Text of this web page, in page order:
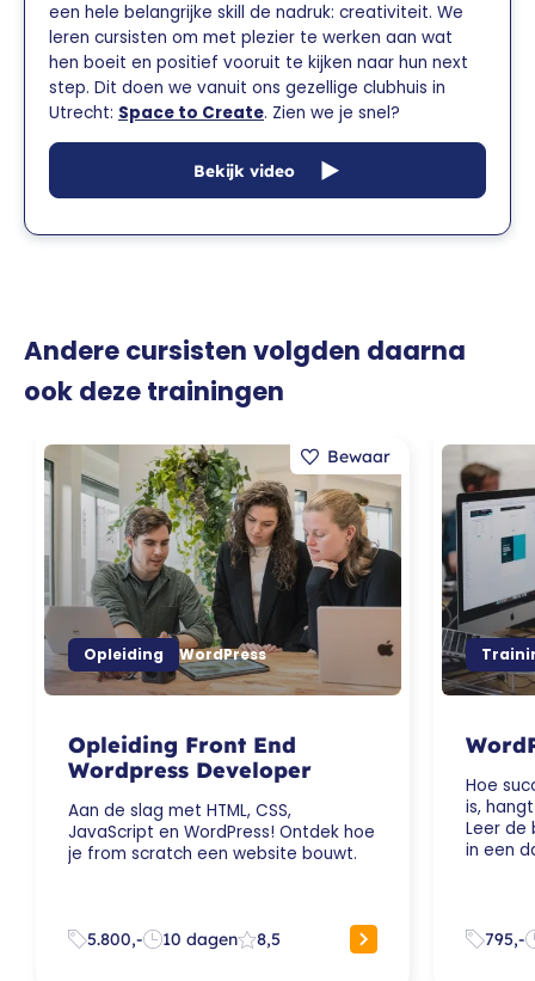
een hele belangrijke skill de nadruk: creativiteit. We
leren cursisten om met plezier te werken aan wat
hen boeit en positief vooruit te kijken naar hun next
step. Dit doen we vanuit ons gezellige clubhuis in
Utrecht: Space to Create. Zien we je snel?
Bekijk video
Andere cursisten volgden daarna
ook deze trainingen
Opleiding WordPress
Opleiding Front End
Wordpress Developer
Aan de slag met HTML, CSS,
JavaScript en WordPress! Ontdek hoe
je from scratch een website bouwt.
5.800,- 10 dagen 8,5
Hoe
is,
Leer de
in een
795,-